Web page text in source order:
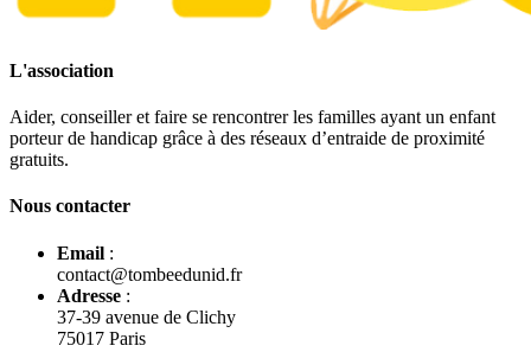
L'association
Aider, conseiller et faire se rencontrer les familles ayant un enfant
porteur de handicap grâce à des réseaux d’entraide de proximité
gratuits.
Nous contacter
Email :
contact@tombeedunid.fr
Adresse :
37-39 avenue de Clichy
75017 Paris